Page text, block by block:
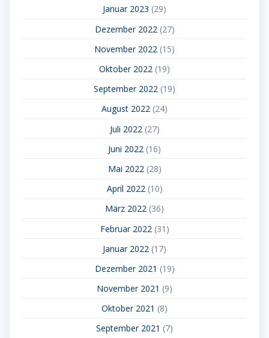
Januar 2023 (29)
Dezember 2022 (27)
November 2022 (15)
Oktober 2022 (19)
September 2022 (19)
August 2022 (24)
Juli 2022 (27)
Juni 2022 (16)
Mai 2022(28)
April 2022(10)
März 2022 (36)
Februar 2022 (31)
Januar 2022 (17)
Dezember 2021 (19)
November 2021 (9)
Oktober 2021 (8)
September 2021 (7)